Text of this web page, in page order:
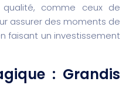
comme ceux de
assurer des moments de
faisant un investissement
: Grandis